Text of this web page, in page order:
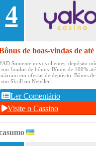
4
de boas-vindas de até
Somente novos clientes, depósito
fundos de bônus. Bônus de 100%
em ofertas de depósito. Bônus
Skrill ou Neteller.
Ler Comentário
Visite o Cassino